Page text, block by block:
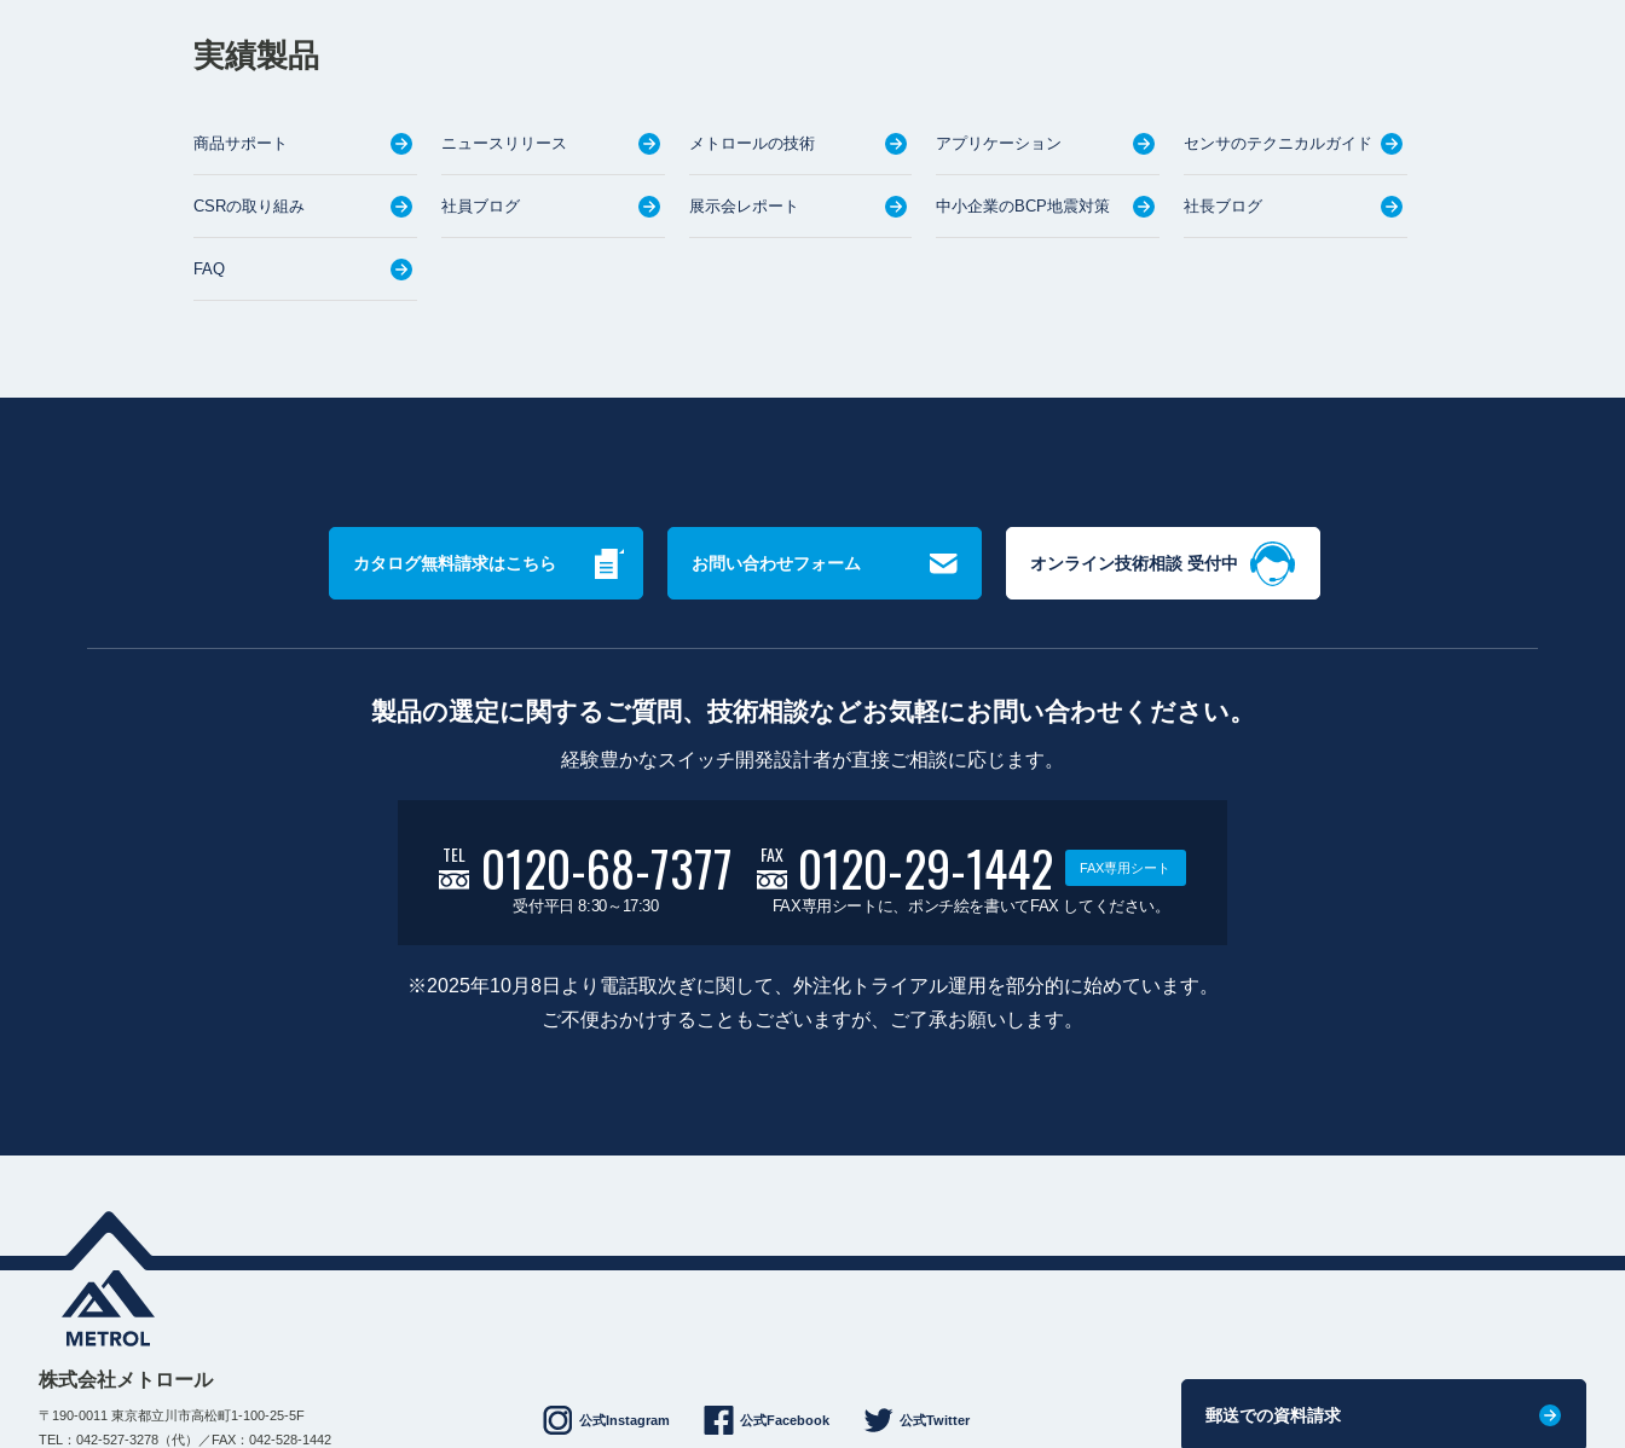
実績製品
商品サポート ニュースリリース メトロールの技術 アプリケーション センサのテクニカルガイド
CSRの取り組み 社員ブログ 展示会レポート 中小企業のBCP地震対策 社長ブログ
FAQ
カタログ無料請求はこちら お問い合わせフォーム オンライン技術相談 受付中
製品の選定に関するご質問、技術相談などお気軽にお問い合わせください。
経験豊かなスイッチ開発設計者が直接ご相談に応じます。
TEL 0120-68-7377
受付平日 8:30～17:30
FAX 0120-29-1442 FAX専用シート
FAX専用シートに、ポンチ絵を書いてFAX してください。
※2025年10月8日より電話取次ぎに関して、外注化トライアル運用を部分的に始めています。
ご不便おかけすることもございますが、ご了承お願いします。
株式会社メトロール
〒190-0011 東京都立川市高松町1-100-25-5F
TEL：042-527-3278（代）／FAX：042-528-1442
公式Instagram 公式Facebook 公式Twitter 郵送での資料請求